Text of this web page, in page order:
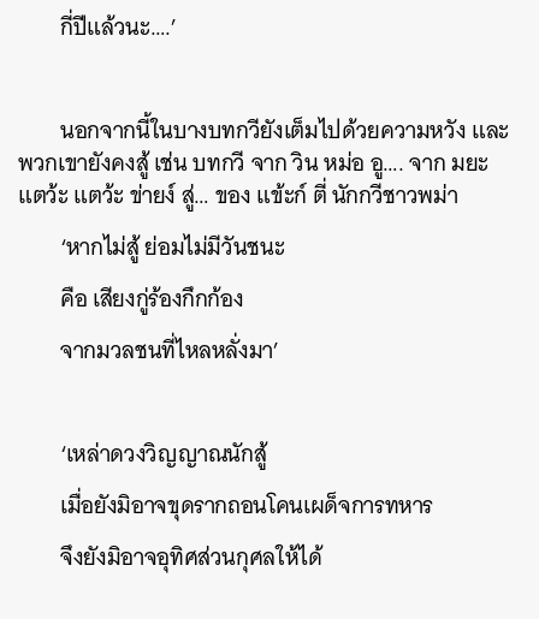
กี่ปีแล้วนะ….’
นอกจากนี้ในบางบทกวียังเต็มไปด้วยความหวัง และ
พวกเขายังคงสู้ เช่น บทกวี จาก วิน หม่อ อู…. จาก มยะ
แตว้ะ แตว้ะ ข่ายง์ สู่… ของ แข้ะก์ ตี่ นักกวีชาวพม่า
‘หากไม่สู้ ย่อมไม่มีวันชนะ
คือ เสียงกู่ร้องกึกก้อง
จากมวลชนที่ไหลหลั่งมา’
‘เหล่าดวงวิญญาณนักสู้
เมื่อยังมิอาจขุดรากถอนโคนเผด็จการทหาร
จึงยังมิอาจอุทิศส่วนกุศลให้ได้